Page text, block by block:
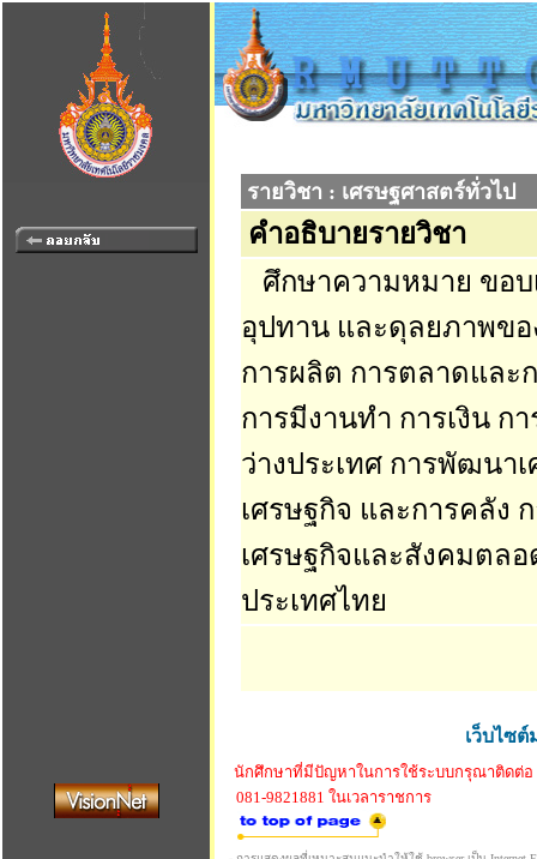
รายวิชา : เศรษฐศาสตร์ทั่วไป
คำอธิบายรายวิชา
ศึกษาความหมาย ขอบ
อุปทาน และดุลยภาพข
การผลิต การตลาดและ
การมีงานทำ การเงิน ก
ว่างประเทศ การพัฒนา
เศรษฐกิจ และการคลัง
เศรษฐกิจและสังคมตล
ประเทศไทย
เว็บไซ
นักศึกษาที่มีปัญหาในการใช้ระบบกรุณาติดต่อ
081-9821881 ในเวลาราชการ